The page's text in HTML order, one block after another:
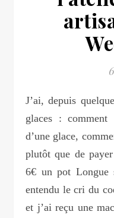
J’ai, depuis quelque temps une passion pour les
glaces :
d’une glace,
plutôt que de
6€ un pot Longue
entendu le cri du
et j’ai reçu une